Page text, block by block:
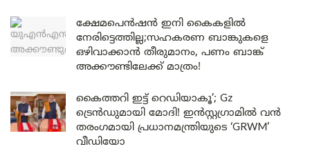
ക്ഷേമപെൻഷൻ ഇനി കൈകളിൽ
നേരിട്ടെത്തില്ല;സഹകരണ ബാങ്കുകളെ
ഒഴിവാക്കാൻ തീരുമാനം, പണം ബാങ്ക്
അക്കൗണ്ടിലേക്ക് മാത്രം!
കൈത്തറി ഇട്ട് റെഡിയാകൂ’; Gz
ട്രെൻഡുമായി മോദി! ഇൻസ്റ്റഗ്രാമിൽ വൻ
തരംഗമായി പ്രധാനമന്ത്രിയുടെ ‘GRWM’
വീഡിയോ